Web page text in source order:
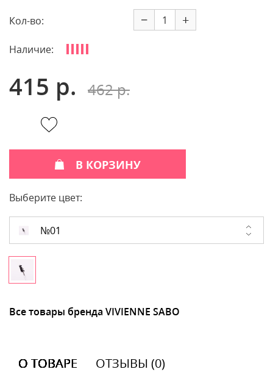
Кол-во: − +
Наличие:
415 р. 462 р.
В КОРЗИНУ
Выберите цвет:
№01
Все товары бренда VIVIENNE SABO
О ТОВАРЕ ОТЗЫВЫ (0)